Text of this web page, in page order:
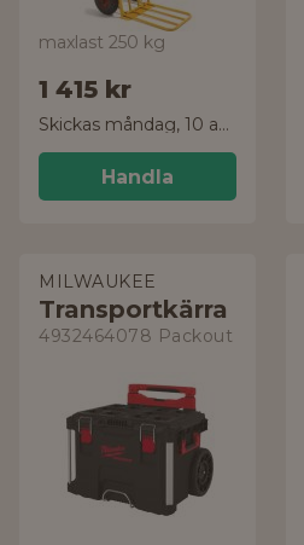
maxlast 250 kg
1 415 kr
Skickas måndag, 10 aug.
Handla
MILWAUKEE
Transportkärra
4932464078 Packout